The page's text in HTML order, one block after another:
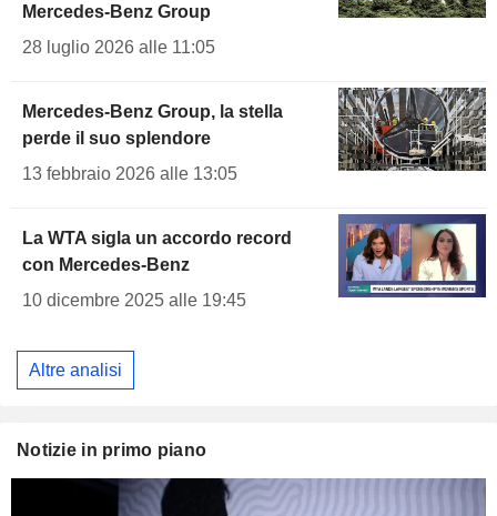
Mercedes-Benz Group
28 luglio 2026 alle 11:05
Mercedes-Benz Group, la stella
perde il suo splendore
13 febbraio 2026 alle 13:05
La WTA sigla un accordo record
con Mercedes-Benz
10 dicembre 2025 alle 19:45
Altre analisi
Notizie in primo piano